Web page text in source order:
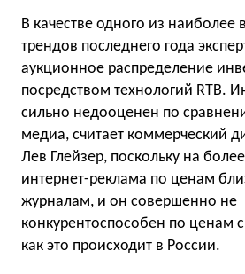
В качестве одного из
трендов последнего года
аукционное распределение
посредством технологий RTB.
сильно недооценен по
медиа, считает коммерческий
Лев Глейзер, поскольку на
интернет-реклама по ценам
журналам, и он совершенно не
конкурентоспособен по ценам
как это происходит в России.